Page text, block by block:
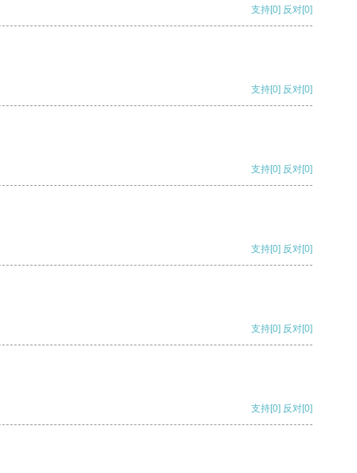
支持[0] 反对[0]
支持[0] 反对[0]
支持[0] 反对[0]
支持[0] 反对[0]
支持[0] 反对[0]
支持[0] 反对[0]